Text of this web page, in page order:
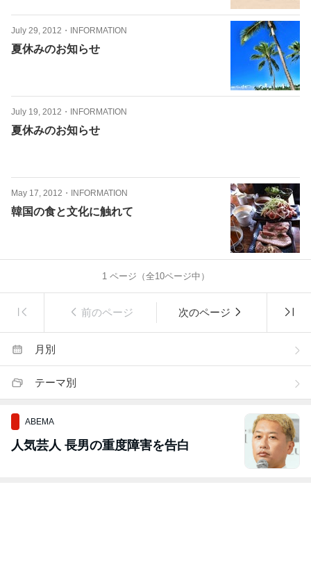
July 29, 2012 ・ INFORMATION
夏休みのお知らせ
July 19, 2012 ・ INFORMATION
夏休みのお知らせ
May 17, 2012 ・ INFORMATION
韓国の食と文化に触れて
1ページ（全10ページ中）
前のページ 次のページ
月別
テーマ別
ABEMA
人気芸人 長男の重度障害を告白